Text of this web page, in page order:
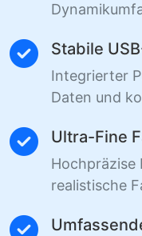
Stabile
Integrierter
Daten und
Ultra-Fine
Hochpräzise
realistische